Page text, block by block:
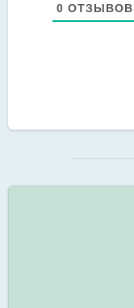
0 ОТЗЫВОВ